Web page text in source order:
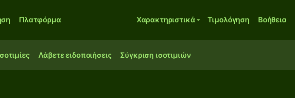
Πλατφόρμα Χαρακτηριστικά Τιμολόγηση Βοήθεια
Λάβετε ειδοποιήσεις Σύγκριση ισοτιμιών